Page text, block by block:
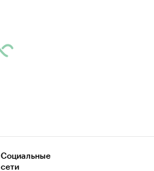
Социальные
сети